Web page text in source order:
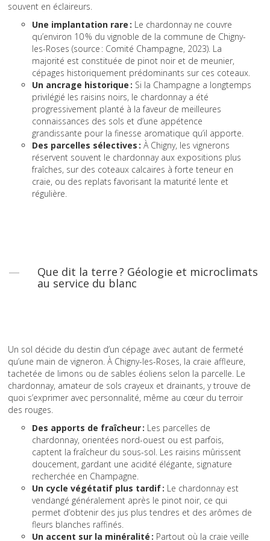
souvent en éclaireurs.
Une implantation rare : Le chardonnay ne couvre
qu’environ 10 % du vignoble de la commune de Chigny-
les-Roses (source : Comité Champagne, 2023). La
majorité est constituée de pinot noir et de meunier,
cépages historiquement prédominants sur ces coteaux.
Un ancrage historique : Si la Champagne a longtemps
privilégié les raisins noirs, le chardonnay a été
progressivement planté à la faveur de meilleures
connaissances des sols et d’une appétence
grandissante pour la finesse aromatique qu’il apporte.
Des parcelles sélectives : À Chigny, les vignerons
réservent souvent le chardonnay aux expositions plus
fraîches, sur des coteaux calcaires à forte teneur en
craie, ou des replats favorisant la maturité lente et
régulière.
Que dit la terre ? Géologie et microclimats
au service du blanc
Un sol décide du destin d’un cépage avec autant de fermeté
qu’une main de vigneron. À Chigny-les-Roses, la craie affleure,
tachetée de limons ou de sables éoliens selon la parcelle. Le
chardonnay, amateur de sols crayeux et drainants, y trouve de
quoi s’exprimer avec personnalité, même au cœur du terroir
des rouges.
Des apports de fraîcheur : Les parcelles de
chardonnay, orientées nord-ouest ou est parfois,
captent la fraîcheur du sous-sol. Les raisins mûrissent
doucement, gardant une acidité élégante, signature
recherchée en Champagne.
Un cycle végétatif plus tardif : Le chardonnay est
vendangé généralement après le pinot noir, ce qui
permet d’obtenir des jus plus tendres et des arômes de
fleurs blanches raffinés.
Un accent sur la minéralité : Partout où la craie veille